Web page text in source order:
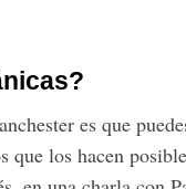
es que
que los hacen